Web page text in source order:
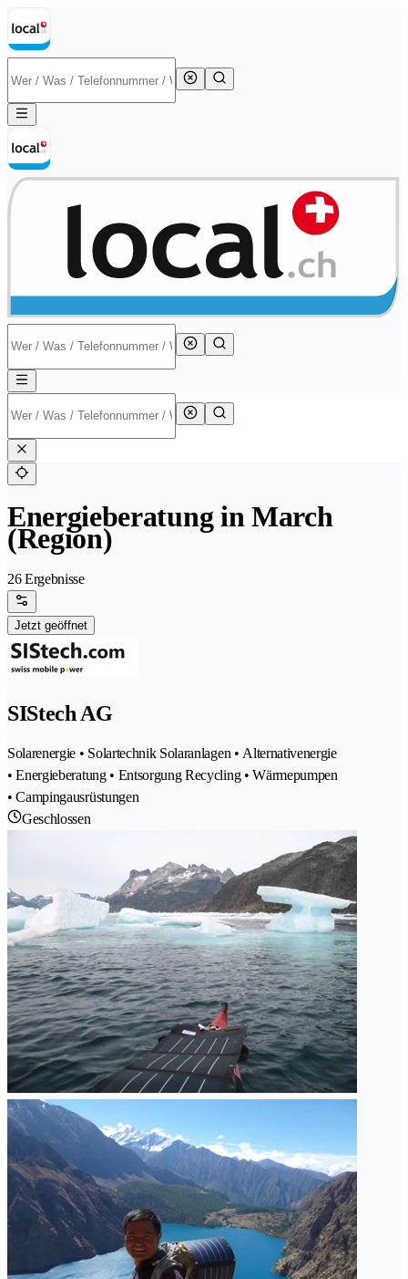
Energieberatung in March
(Region)
26 Ergebnisse
Jetzt geöffnet
SIStech AG
Solarenergie • Solartechnik Solaranlagen • Alternativenergie
• Energieberatung • Entsorgung Recycling • Wärmepumpen
• Campingausrüstungen
Geschlossen